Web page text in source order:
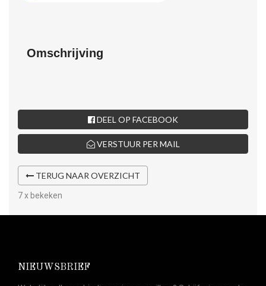
Omschrijving
DEEL OP FACEBOOK
VERSTUUR PER MAIL
TERUG NAAR OVERZICHT
7 x bekeken
NIEUWSBRIEF